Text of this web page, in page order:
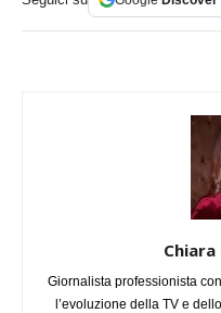
Chiara
Giornalista professionista
l’evoluzione della TV e